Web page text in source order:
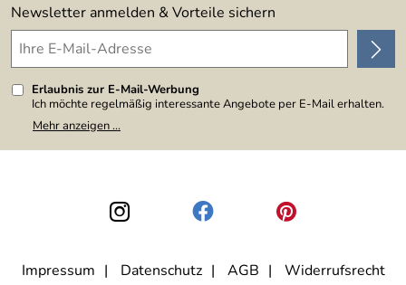
Newsletter anmelden & Vorteile sichern
Erlaubnis zur E-Mail-Werbung
Ich möchte regelmäßig interessante Angebote per E-Mail erhalten.
Meine E-Mail-Adresse wird nicht an andere Unternehmen
weitergegeben. Zu statistischen Zwecken wird in anonymer Form
den Link "Abmelden" am Ende des Newsletters anklicke. Die
Datenschutzerklärung
habe ich zur Kenntnis genommen.
Mehr anzeigen ...
Impressum Datenschutz AGB
Widerrufsrecht